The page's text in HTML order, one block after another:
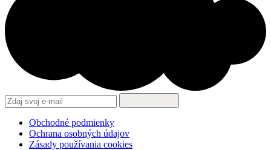
Obchodné podmienky
Ochrana osobných údajov
Zásady používania cookies